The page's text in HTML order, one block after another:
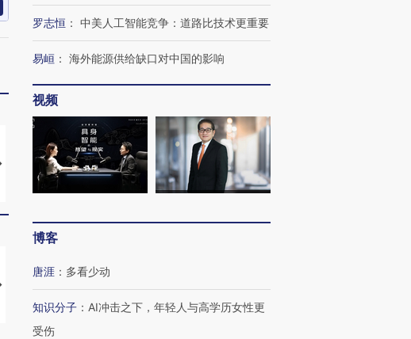
马航飞行员跨国走私7万
粒摇头丸 尿检体内含3种
视线｜被称为“蟑螂”的印
度Z世代 用街头抗争将教
育部长拱下台
视线｜“入侵”还是“人道危
机”？难民潮撕裂西班牙
飞地休达
【推广】走进第四届链博
会，让数智科技“链”接产
【特别呈现】寻找100种
有意思的生活方式·第三对
CFO：不靠规模取胜，华
住三大增长引擎是什么？
罗志恒 ： 中美人工智能竞争：道路比技术更重要
易峘 ： 海外能源供给缺口对中国的影响
视频
博客
唐涯 ： 多看少动
知识分子 ： AI冲击之下，年轻人与高学历女性更
受伤